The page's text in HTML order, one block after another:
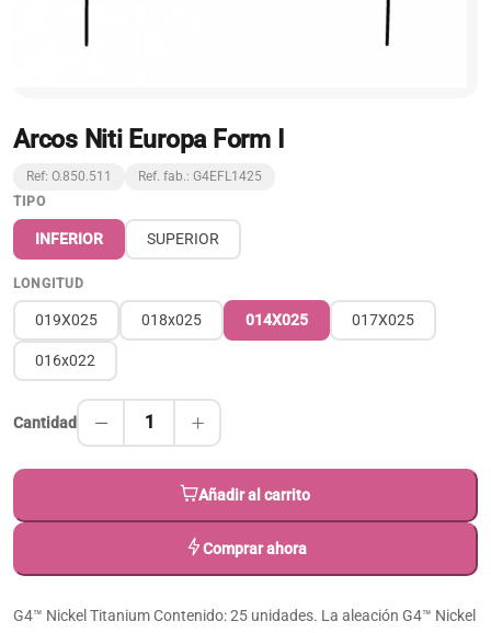
Arcos Niti Europa Form I
Ref: O.850.511
Ref. fab.: G4EFL1425
TIPO
INFERIOR SUPERIOR
LONGITUD
019X025 018x025 014X025 017X025
016x022
Cantidad 1
Añadir al carrito
Comprar ahora
G4™ Nickel Titanium Contenido: 25 unidades. La aleación G4™ Nickel